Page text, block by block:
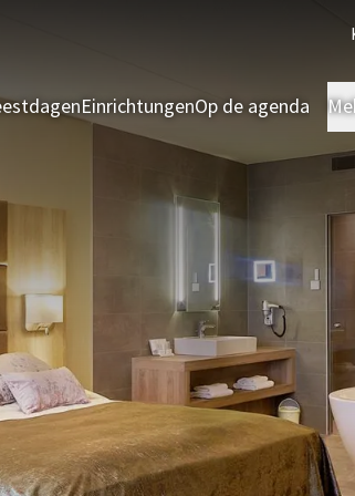
EinrichtungenOp de agenda